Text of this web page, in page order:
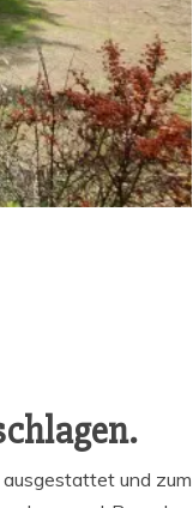
und zum